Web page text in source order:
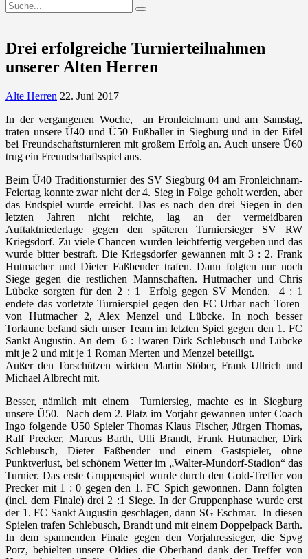
Drei erfolgreiche Turnierteilnahmen
unserer Alten Herren
Alte Herren 22. Juni 2017
In der vergangenen Woche, an Fronleichnam und am Samstag,
traten unsere Ü40 und Ü50 Fußballer in Siegburg und in der Eifel
bei Freundschaftsturnieren mit großem Erfolg an. Auch unsere Ü60
trug ein Freundschaftsspiel aus.
Beim Ü40 Traditionsturnier des SV Siegburg 04 am Fronleichnam-
Feiertag konnte zwar nicht der 4. Sieg in Folge geholt werden, aber
das Endspiel wurde erreicht. Das es nach den drei Siegen in den
letzten Jahren nicht reichte, lag an der vermeidbaren
Auftaktniederlage gegen den späteren Turniersieger SV RW
Kriegsdorf. Zu viele Chancen wurden leichtfertig vergeben und das
wurde bitter bestraft. Die Kriegsdorfer gewannen mit 3 : 2. Frank
Hutmacher und Dieter Faßbender trafen. Dann folgten nur noch
Siege gegen die restlichen Mannschaften. Hutmacher und Chris
Lübcke sorgten für den 2 : 1 Erfolg gegen SV Menden. 4 : 1
endete das vorletzte Turnierspiel gegen den FC Urbar nach Toren
von Hutmacher 2, Alex Menzel und Lübcke. In noch besser
Torlaune befand sich unser Team im letzten Spiel gegen den 1. FC
Sankt Augustin. An dem 6 : 1waren Dirk Schlebusch und Lübcke
mit je 2 und mit je 1 Roman Merten und Menzel beteiligt.
Außer den Torschützen wirkten Martin Stöber, Frank Ullrich und
Michael Albrecht mit.
Besser, nämlich mit einem Turniersieg, machte es in Siegburg
unsere Ü50. Nach dem 2. Platz im Vorjahr gewannen unter Coach
Ingo folgende Ü50 Spieler Thomas Klaus Fischer, Jürgen Thomas,
Ralf Precker, Marcus Barth, Ulli Brandt, Frank Hutmacher, Dirk
Schlebusch, Dieter Faßbender und einem Gastspieler, ohne
Punktverlust, bei schönem Wetter im „Walter-Mundorf-Stadion“ das
Turnier. Das erste Gruppenspiel wurde durch den Gold-Treffer von
Precker mit 1 : 0 gegen den 1. FC Spich gewonnen. Dann folgten
(incl. dem Finale) drei 2 :1 Siege. In der Gruppenphase wurde erst
der 1. FC Sankt Augustin geschlagen, dann SG Eschmar. In diesen
Spielen trafen Schlebusch, Brandt und mit einem Doppelpack Barth.
In dem spannenden Finale gegen den Vorjahressieger, die Spvg
Porz, behielten unsere Oldies die Oberhand dank der Treffer von